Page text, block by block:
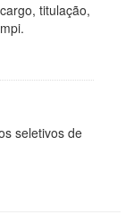
titulação,
seletivos de